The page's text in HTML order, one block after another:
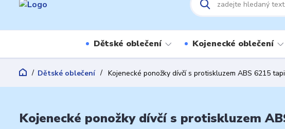
Dětské oblečení Kojenecké oblečení
Dětské oblečení Kojenecké ponožky dívčí s protiskluzem ABS 6215
Kojenecké ponožky dívčí s protiskluzem